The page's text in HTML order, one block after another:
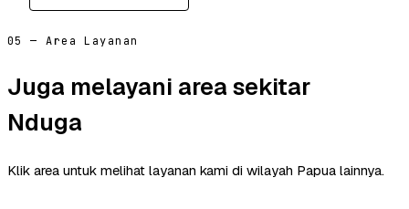
05 — Area Layanan
Juga melayani area sekitar
Nduga
Klik area untuk melihat layanan kami di wilayah Papua lainnya.